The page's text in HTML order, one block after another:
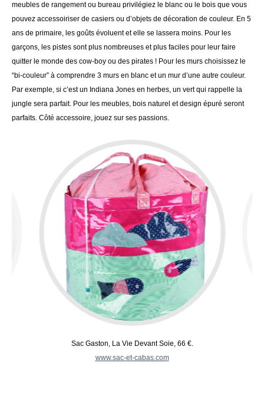
meubles de rangement ou bureau privilégiez le blanc ou le bois que vous
pouvez accessoiriser de casiers ou d’objets de décoration de couleur. En 5
ans de primaire, les goûts évoluent et elle se lassera moins. Pour les
garçons, les pistes sont plus nombreuses et plus faciles pour leur faire
quitter le monde des cow-boy ou des pirates ! Pour les murs choisissez le
“bi-couleur” à comprendre 3 murs en blanc et un mur d’une autre couleur.
Par exemple, si c’est un Indiana Jones en herbes, un vert qui rappelle la
jungle sera parfait. Pour les meubles, bois naturel et design épuré seront
parfaits. Côté accessoire, jouez sur ses passions.
Sac Gaston, La Vie Devant Soie, 66 €.
www.sac-et-cabas.com